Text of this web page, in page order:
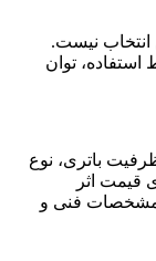
انتخاب نیست.
استفاده، توان
باتری، نوع
قیمت اثر
مشخصات فنی و